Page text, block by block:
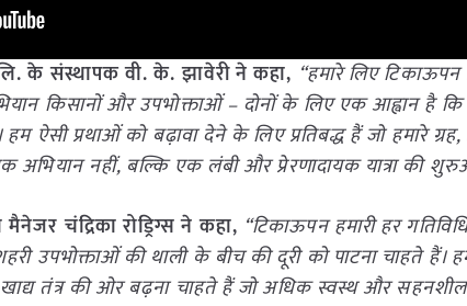
लि. के संस्थापक वी. के. झावेरी ने कहा, “हमारे लिए
किसानों और उपभोक्ताओं – दोनों के लिए एक आह्वान
ऐसी प्रथाओं को बढ़ावा देने के लिए प्रतिबद्ध हैं जो हमारे
अभियान नहीं, बल्कि एक लंबी और प्रेरणादायक यात्रा की
चंद्रिका रोड्रिग्स ने कहा, “टिकाऊपन हमारी हर
उपभोक्ताओं की थाली के बीच की दूरी को पाटना चाहते
तंत्र की ओर बढ़ना चाहते हैं जो अधिक स्वस्थ और सहनशील